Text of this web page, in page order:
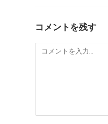
コメントを残す